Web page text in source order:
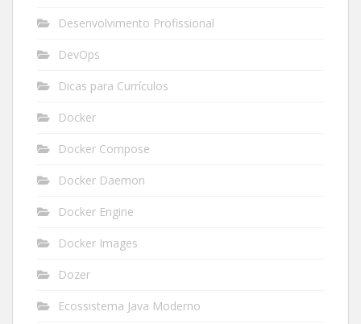
Desenvolvimento Profissional
DevOps
Dicas para Currículos
Docker
Docker Compose
Docker Daemon
Docker Engine
Docker Images
Dozer
Ecossistema Java Moderno